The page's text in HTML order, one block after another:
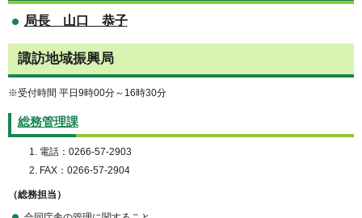
局長 山口 恭子
諏訪地域振興局
※受付時間 平日9時00分～16時30分
総務管理課
電話：0266-57-2903
FAX：0266-57-2904
（総務担当）